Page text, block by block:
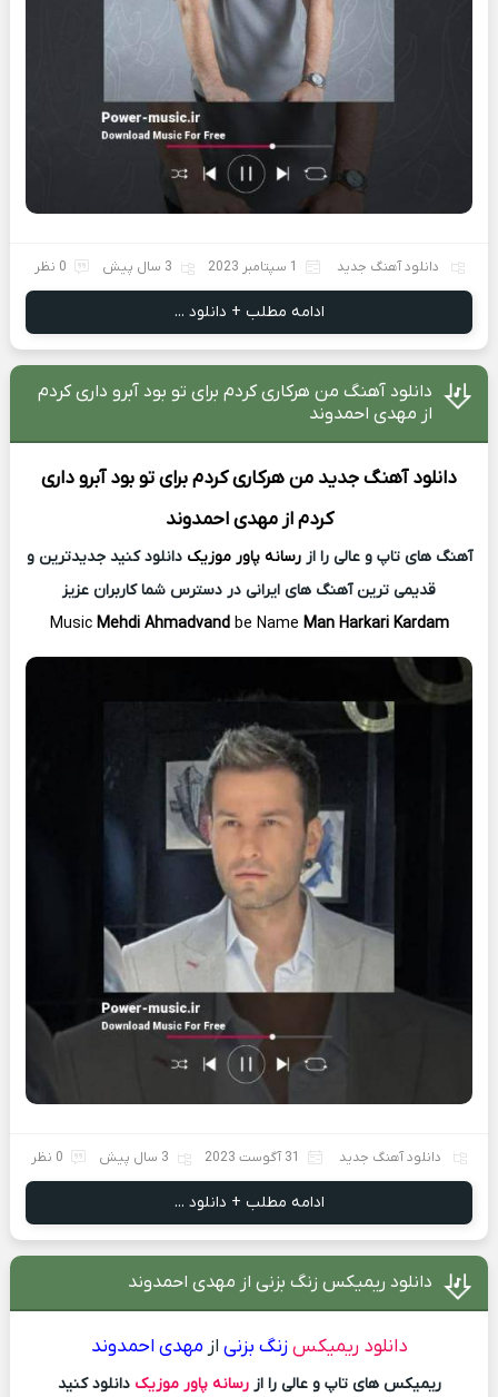
دانلود آهنگ جدید 1 سپتامبر 2023 3 سال پیش 0 نظر
ادامه مطلب + دانلود ...
دانلود آهنگ من هرکاری کردم برای تو بود آبرو داری کردم
از مهدی احمدوند
دانلود آهنگ جدید من هرکاری کردم برای تو بود آبرو داری
کردم ازمهدی احمدوند
آهنگ های تاپ و عالی را ازرسانه پاور موزیک دانلود کنید جدیدترین و
قدیمی ترین آهنگ های ایرانی در دسترس شما کاربران عزیز
MusicMehdi Ahmadvand be Name Man Harkari Kardam
دانلود آهنگ جدید 31 آگوست 2023 3 سال پیش 0 نظر
ادامه مطلب + دانلود ...
دانلود ریمیکس زنگ بزنی از مهدی احمدوند
دانلود ریمیکس زنگ بزنی از مهدی احمدوند
ریمیکس های تاپ و عالی را ازرسانه پاور موزیک دانلود کنید